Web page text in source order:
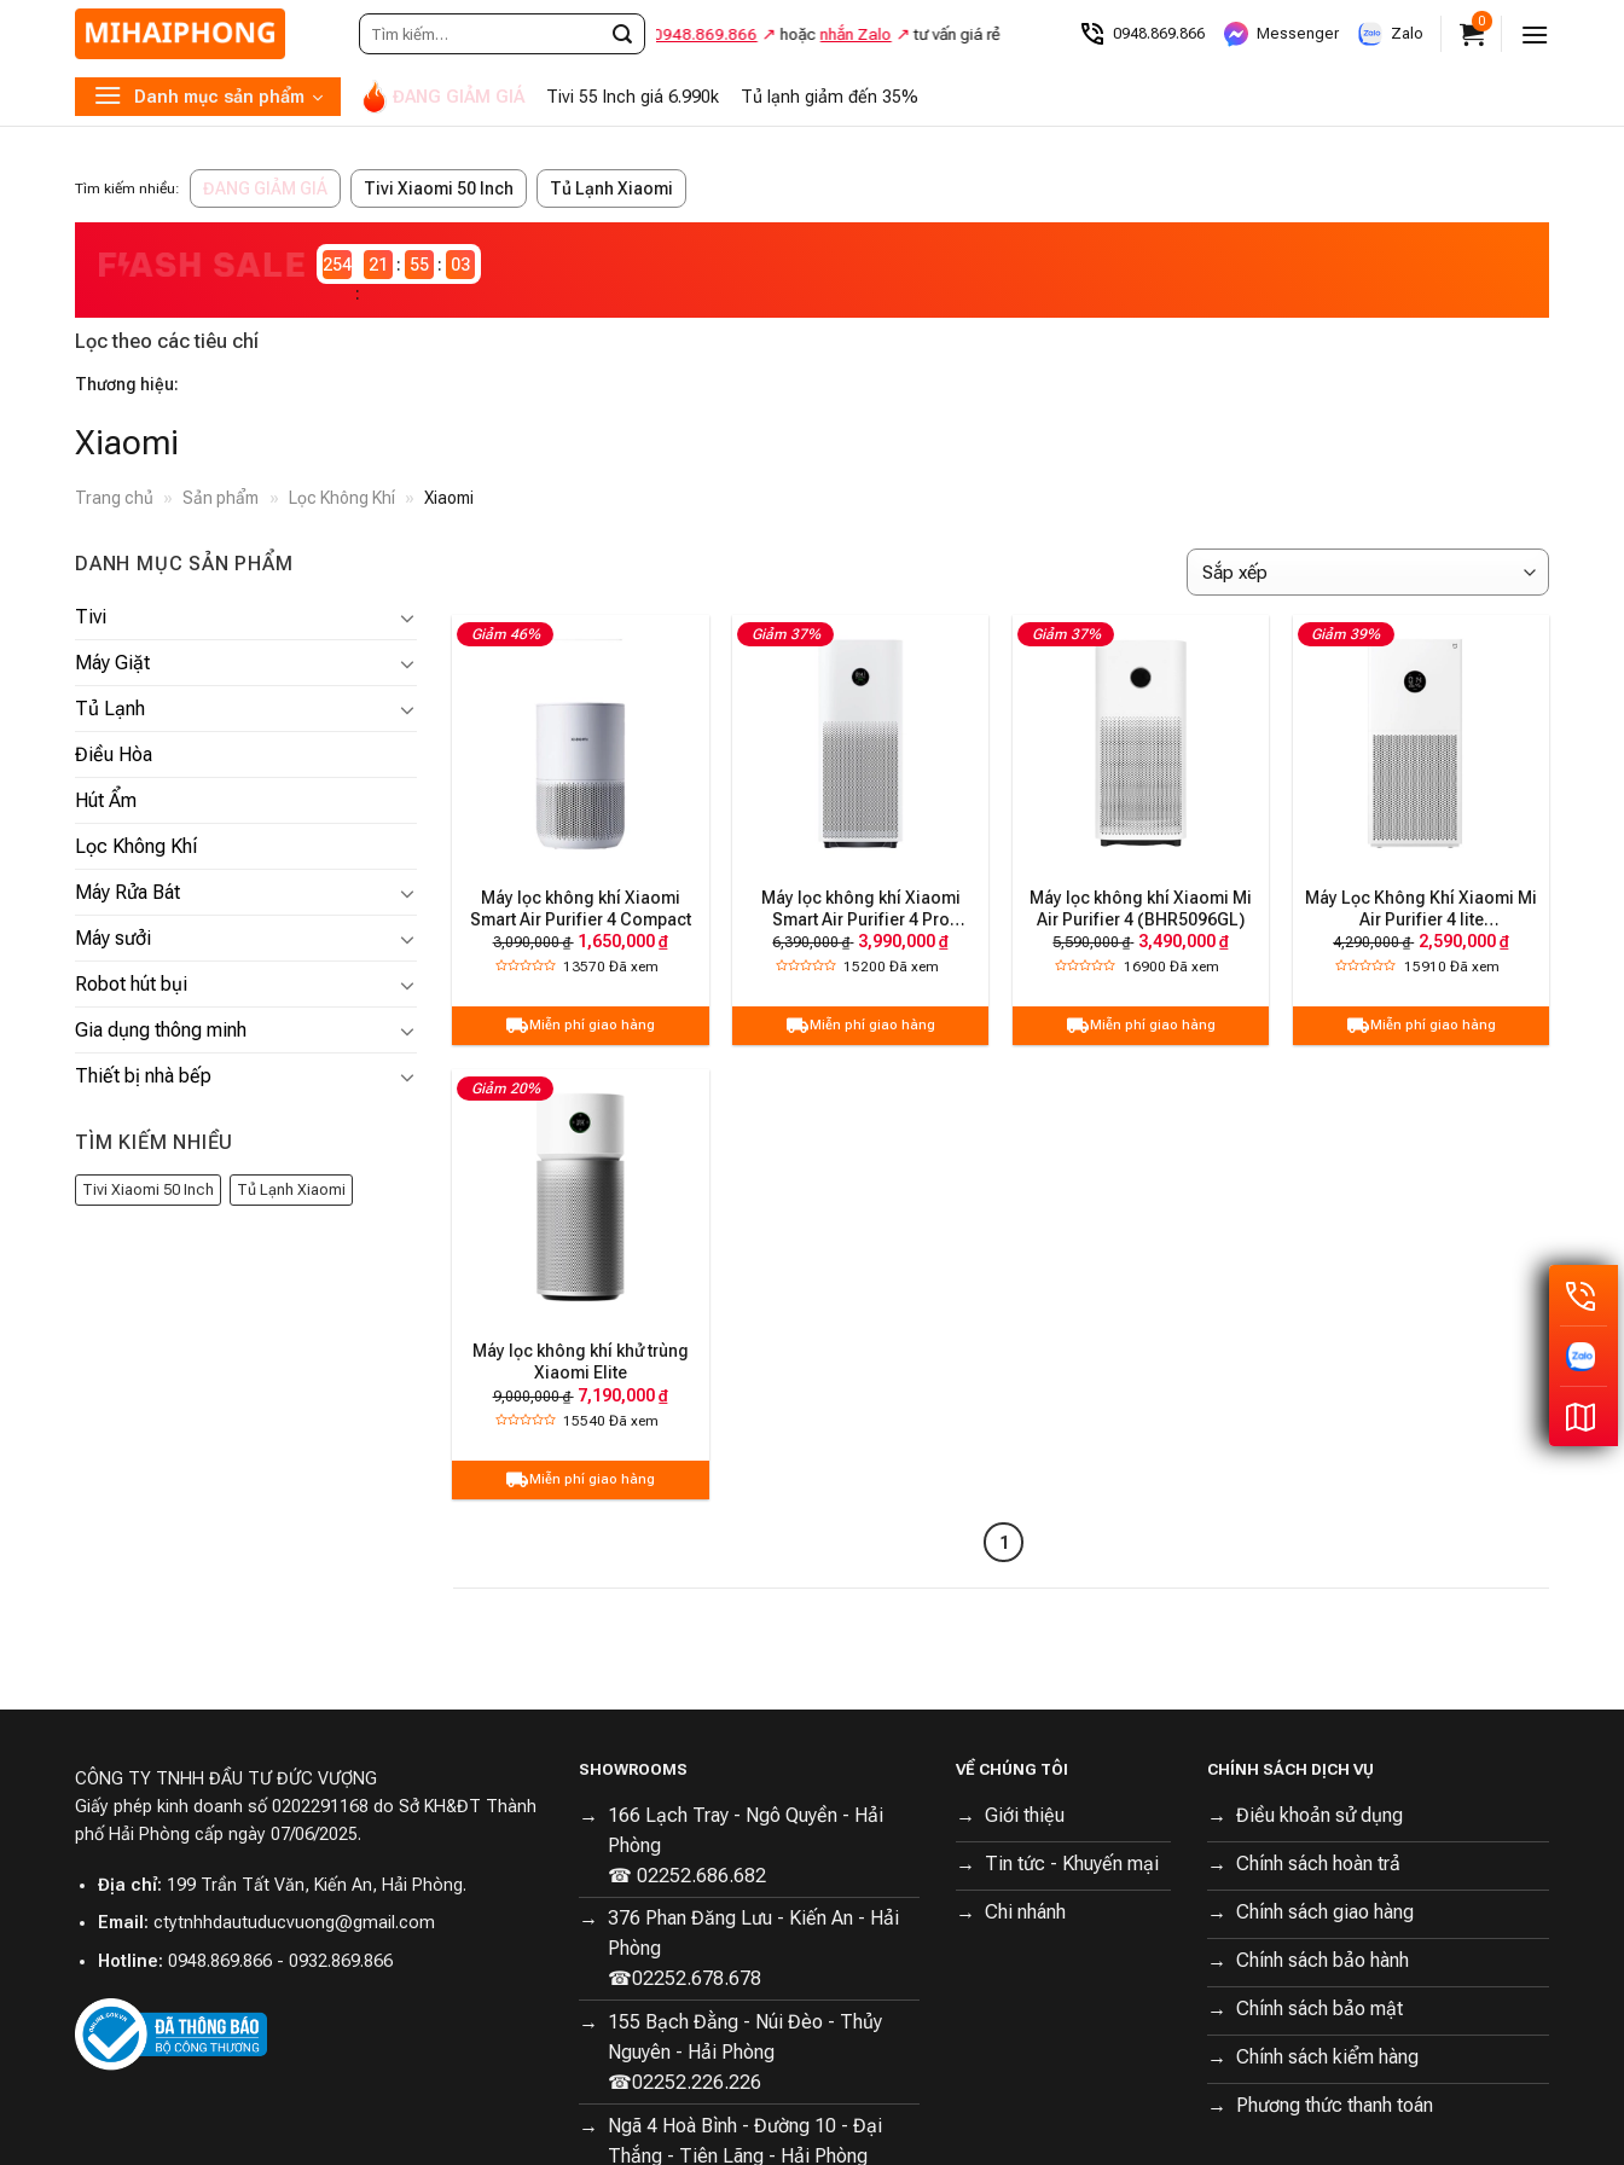
Tìm
kiếm:
Gọi0948.869.866 hoặcnhắn Zalo tư vấn giá rẻ 0948.869.866 Messenger Zalo
0
Danh mục sản phẩm ĐANG GIẢM GIÁ Tivi 55 Inch giá 6.990k Tủ lạnh giảm đến 35%
Tìm kiếm nhiều: ĐANG GIẢM GIÁ Tivi Xiaomi 50 Inch Tủ Lạnh Xiaomi
2546982
21 55 02
Lọc theo các tiêu chí
Thương hiệu:
Xiaomi
Trang chủ » Sản phẩm » Lọc Không Khí » Xiaomi
DANH MỤC SẢN PHẨM
Tivi
Máy Giặt
Tủ Lạnh
Điều Hòa
Hút Ẩm
Lọc Không Khí
Máy Rửa Bát
Máy sưởi
Robot hút bụi
Gia dụng thông minh
Thiết bị nhà bếp
TÌM KIẾM NHIỀU
Tivi Xiaomi 50 Inch Tủ Lạnh Xiaomi
Giảm 46%
Máy lọc không khí Xiaomi
Smart Air Purifier 4 Compact
3,090,000 ₫ 1,650,000 ₫
13570Đã xem
Miễn phí giao hàng
Giảm 37%
Máy lọc không khí Xiaomi
Smart Air Purifier 4 Pro
(BHR5056EU)
6,390,000 ₫ 3,990,000 ₫
15200Đã xem
Miễn phí giao hàng
Giảm 37%
Máy lọc không khí Xiaomi Mi
Air Purifier 4 (BHR5096GL)
5,590,000 ₫ 3,490,000 ₫
16900 Đã xem
Miễn phí giao hàng
Giảm 39%
Máy Lọc Không Khí Xiaomi Mi
Air Purifier 4 lite
(BHR5274GL)
4,290,000 ₫ 2,590,000 ₫
15910 Đã xem
Miễn phí giao hàng
Giảm 20%
Máy lọc không khí khử trùng
Xiaomi Elite
9,000,000 ₫ 7,190,000 ₫
15540Đã xem
Miễn phí giao hàng
1
CÔNG TY TNHH ĐẦU TƯ ĐỨC VƯỢNG
Giấy phép kinh doanh số 0202291168 do Sở KH&ĐT Thành
phố Hải Phòng cấp ngày 07/06/2025.
Địa chỉ: 199 Trần Tất Văn, Kiến An, Hải Phòng.
Email: ctytnhhdautuducvuong@gmail.com
Hotline: 0948.869.866 - 0932.869.866
SHOWROOMS
166 Lạch Tray - Ngô Quyền - Hải
Phòng
☎ 02252.686.682
376 Phan Đăng Lưu - Kiến An - Hải
Phòng
☎02252.678.678
155 Bạch Đằng - Núi Đèo - Thủy
Nguyên - Hải Phòng
☎02252.226.226
Ngã 4 Hoà Bình - Đường 10 - Đại
Thắng - Tiên Lãng - Hải Phòng
VỀ CHÚNG TÔI
Giới thiệu
Tin tức - Khuyến mại
Chi nhánh
CHÍNH SÁCH DỊCH VỤ
Điều khoản sử dụng
Chính sách hoàn trả
Chính sách giao hàng
Chính sách bảo hành
Chính sách bảo mật
Chính sách kiểm hàng
Phương thức thanh toán